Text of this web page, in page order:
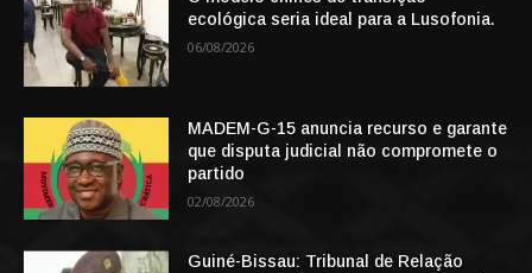
ecológica seria ideal para a Lusofonia.
06/08/2026
MADEM-G-15 anuncia recurso e garante
que disputa judicial não compromete o
partido
02/08/2026
Guiné-Bissau: Tribunal de Relação